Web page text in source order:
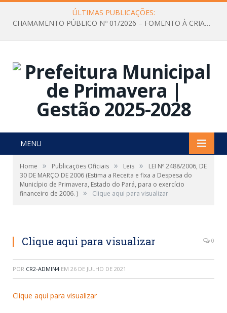
ÚLTIMAS PUBLICAÇÕES:
CHAMAMENTO PÚBLICO Nº 01/2026 – FOMENTO À CRIAÇÃO E A CIRCULAÇÃO DE PRODUÇÕES CULTURAIS – Aldir Blanc
MENU
Home » Publicações Oficiais » Leis »
LEI Nº 2488/2006, DE
30 DE MARÇO DE 2006 (Estima a Receita e fixa a Despesa do
Município de Primavera, Estado do Pará, para o exercício
financeiro de 2006. ) » Clique aqui para visualizar
Clique aqui para visualizar 0
POR CR2-ADMIN4 EM 26 DE JULHO DE 2021
Clique aqui para visualizar